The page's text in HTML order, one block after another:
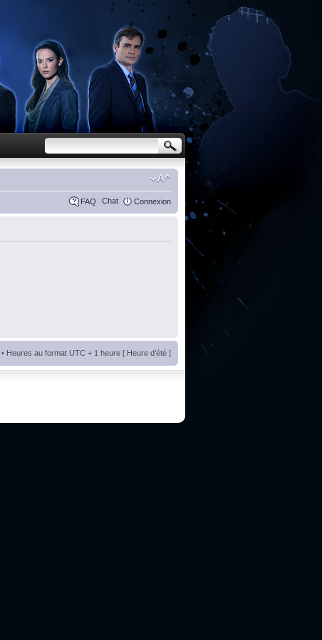
FAQ Chat Connexion
• Heures au format UTC + 1 heure [ Heure d’été ]